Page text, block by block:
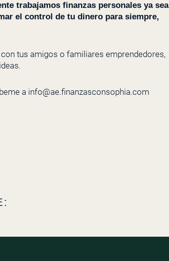
trabajamos finanzas personales ya sea
el control de tu dinero para siempre,
tus amigos o familiares emprendedores,
a info@ae.finanzasconsophia.com